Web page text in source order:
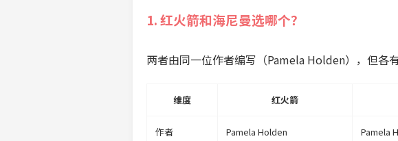
1. 红火箭和海尼曼选哪个？
两者由同一位作者编写（Pamela Holden），但各有
维度 红火箭
作者 Pamela Holden Pamela